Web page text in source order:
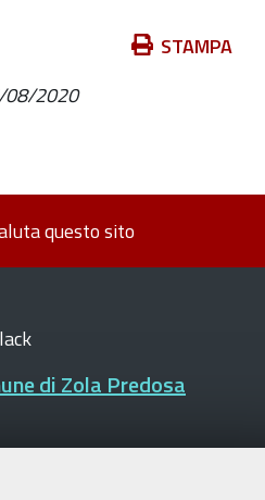
STAMPA
08/2020
questo sito
di Zola Predosa